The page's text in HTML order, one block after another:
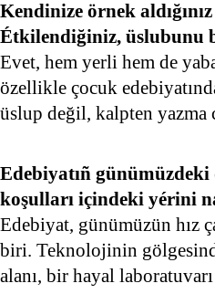
Kendinize örnek
Étkilendiğiniz, üslubunu
Evet, hem yerli hem de
özellikle çocuk
üslup değil, kalpten yazma
Edebiyatıñ günümüzdeki
koşulları içindeki yérini
Edebiyat, günümüzün hız
biri. Teknolojinin
alanı, bir hayal